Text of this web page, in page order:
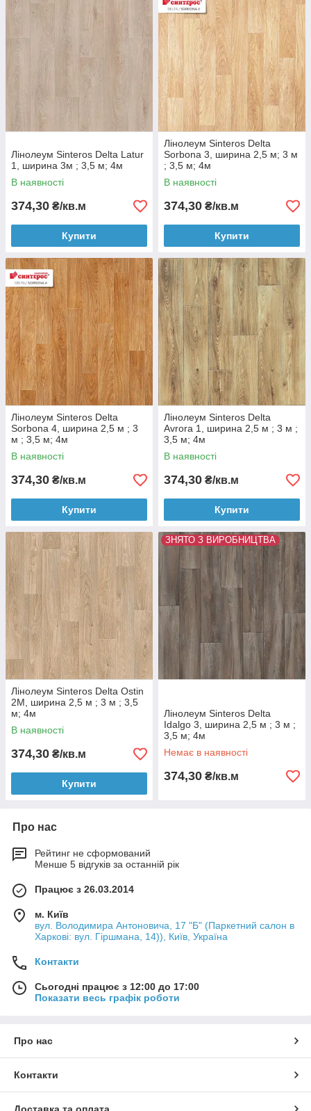
Лінолеум Sinteros Delta Latur
1, ширина 3м ; 3,5 м; 4м
В наявності
374,30 ₴/кв.м
Купити
Лінолеум Sinteros Delta
Sorbona 3, ширина 2,5 м; 3 м
; 3,5 м; 4м
В наявності
374,30 ₴/кв.м
Купити
Лінолеум Sinteros Delta
Sorbona 4, ширина 2,5 м ; 3
м ; 3,5 м; 4м
В наявності
374,30 ₴/кв.м
Купити
Лінолеум Sinteros Delta
Avrora 1, ширина 2,5 м ; 3 м ;
3,5 м; 4м
В наявності
374,30 ₴/кв.м
Купити
Лінолеум Sinteros Delta Ostin
2M, ширина 2,5 м ; 3 м ; 3,5
м; 4м
В наявності
374,30 ₴/кв.м
Купити
ЗНЯТО З ВИРОБНИЦТВА
Лінолеум Sinteros Delta
Idalgo 3, ширина 2,5 м ; 3 м ;
3,5 м; 4м
Немає в наявності
374,30 ₴/кв.м
Про нас
Рейтинг не сформований
Менше 5 відгуків за останній рік
Працює з 26.03.2014
м. Київ
вул. Володимира Антоновича, 17 "Б" (Паркетний салон в
Харкові: вул. Гіршмана, 14)), Київ, Україна
Контакти
Сьогодні працює з 12:00 до 17:00
Показати весь графік роботи
Про нас
Контакти